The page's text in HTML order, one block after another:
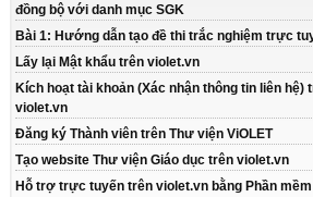
đồng bộ với danh mục SGK
Bài 1: Hướng dẫn tạo đề thi trắc nghiệm trực
Lấy lại Mật khẩu trên violet.vn
Kích hoạt tài khoản (Xác nhận thông tin liên hệ)
violet.vn
Đăng ký Thành viên trên Thư viện ViOLET
Tạo website Thư viện Giáo dục trên violet.vn
Hỗ trợ trực tuyến trên violet.vn bằng Phần